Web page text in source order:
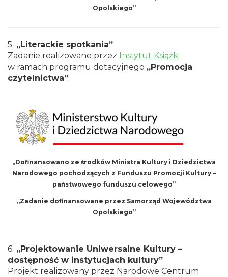
Opolskiego”
5. „Literackie spotkania”
Zadanie realizowane przez Instytut Książki
w ramach programu dotacyjnego „Promocja
czytelnictwa”.
„Dofinansowano ze środków Ministra Kultury i Dziedzictwa
Narodowego pochodzących z Funduszu Promocji Kultury –
państwowego funduszu celowego”
„Zadanie dofinansowane przez Samorząd Województwa
Opolskiego”
6. „Projektowanie Uniwersalne Kultury –
dostępność w instytucjach kultury”
Projekt realizowany przez Narodowe Centrum